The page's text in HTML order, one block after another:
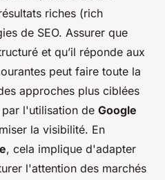
riches (rich
de SEO. Assurer que
et qu’il réponde aux
peut faire toute la
approches plus ciblées
l'utilisation de Google
la visibilité. En
, cela implique d'adapter
l'attention des marchés